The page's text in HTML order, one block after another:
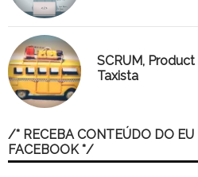
SCRUM,
Taxista
/* RECEBA CONTEÚDO DO
FACEBOOK */